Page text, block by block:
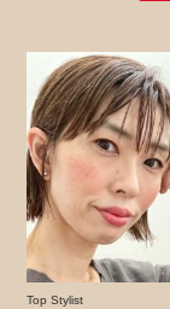
Top Stylist